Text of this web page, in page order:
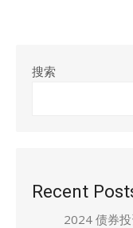
搜索
Recent
2024 债券